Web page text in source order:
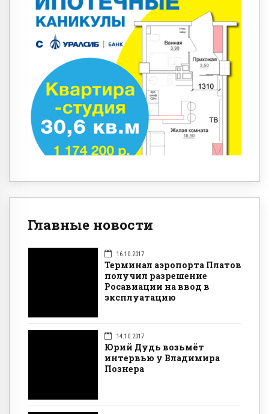
Главные новости
16.10.2017
Терминал аэропорта Платов
получил разрешение
Росавиации на ввод в
эксплуатацию
14.10.2017
Юрий Дудь возьмёт
интервью у Владимира
Познера